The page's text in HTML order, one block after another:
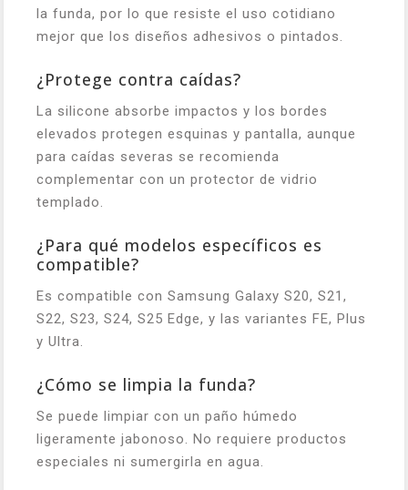
la funda, por lo que resiste el uso cotidiano
mejor que los diseños adhesivos o pintados.
¿Protege contra caídas?
La silicone absorbe impactos y los bordes
elevados protegen esquinas y pantalla, aunque
para caídas severas se recomienda
complementar con un protector de vidrio
templado.
¿Para qué modelos específicos es
compatible?
Es compatible con Samsung Galaxy S20, S21,
S22, S23, S24, S25 Edge, y las variantes FE, Plus
y Ultra.
¿Cómo se limpia la funda?
Se puede limpiar con un paño húmedo
ligeramente jabonoso. No requiere productos
especiales ni sumergirla en agua.